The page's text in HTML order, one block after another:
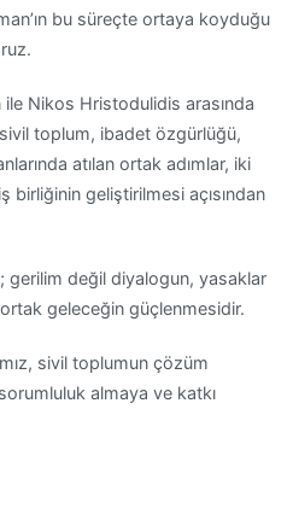
bu süreçte ortaya koyduğu
Nikos Hristodulidis arasında
toplum, ibadet özgürlüğü,
atılan ortak adımlar, iki
birliğinin geliştirilmesi açısından
gerilim değil diyalogun, yasaklar
geleceğin güçlenmesidir.
sivil toplumun çözüm
almaya ve katkı